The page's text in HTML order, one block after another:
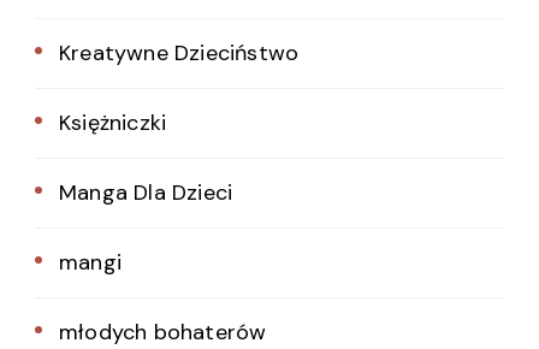
Kreatywne Dzieciństwo
Księżniczki
Manga Dla Dzieci
mangi
młodych bohaterów